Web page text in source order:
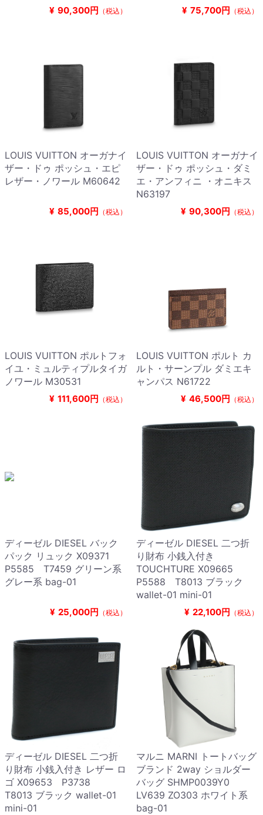
¥ 90,300円 （税込） ¥ 75,700円 （税込）
LOUIS VUITTON オーガナイ
ザー・ドゥ ポッシュ・エピ
レザー・ノワール M60642
¥ 85,000円 （税込）
LOUIS VUITTON オーガナイ
ザー・ドゥ ポッシュ・ダミ
エ・アンフィニ ・オニキス
N63197
¥ 90,300円 （税込）
LOUIS VUITTON ポルトフォ
イユ・ミュルティプルタイガ
ノワール M30531
¥ 111,600円 （税込）
LOUIS VUITTON ポルト カ
ルト・サーンプル ダミエキ
ャンパス N61722
¥ 46,500円 （税込）
ディーゼル DIESEL バック
パック リュック X09371
P5585 T7459 グリーン系
グレー系 bag-01
¥ 25,000円 （税込）
ディーゼル DIESEL 二つ折
り財布 小銭入付き
TOUCHTURE X09665
P5588 T8013 ブラック
wallet-01 mini-01
¥ 22,100円 （税込）
ディーゼル DIESEL 二つ折
り財布 小銭入付き レザー ロ
ゴ X09653 P3738
T8013 ブラック wallet-01
mini-01
マルニ MARNI トートバッグ
ブランド 2way ショルダー
バッグ SHMP0039Y0
LV639 ZO303 ホワイト系
bag-01